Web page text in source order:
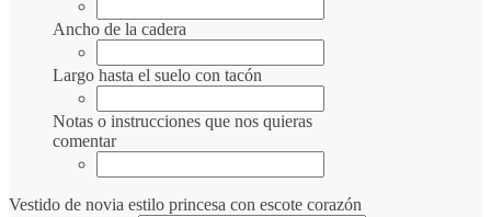
Ancho de la cadera
Largo hasta el suelo con tacón
Notas o instrucciones que nos quieras
comentar
Vestido de novia estilo princesa con escote corazón